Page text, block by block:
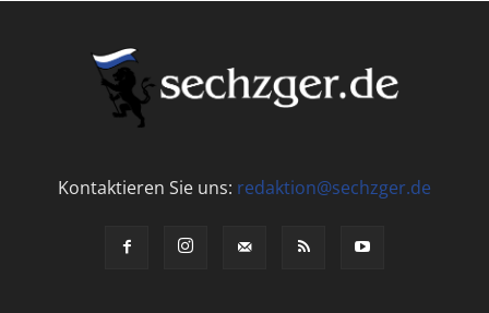
Kontaktieren Sie uns: redaktion@sechzger.de